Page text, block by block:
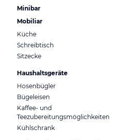
Minibar
Mobiliar
Küche
Schreibtisch
Sitzecke
Haushaltsgeräte
Hosenbügler
Bügeleisen
Kaffee- und
Teezubereitungsmöglichkeiten
Kühlschrank